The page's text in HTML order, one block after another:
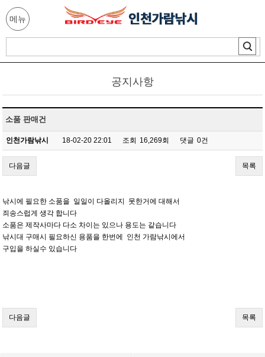
메뉴
공지사항
소품 판매건
인천가람낚시 18-02-20 22:01 조회 16,269회 댓글 0건
다음글 목록
낚시에 필요한 소품을 일일이 다올리지 못한거에 대해서
죄송스럽게 생각 합니다
소품은 제작사마다 다소 차이는 있으나 용도는 같습니다
낚시대 구매시 필요하신 용품을 한번에 인천 가람낚시에서
구입을 하실수 있습니다
다음글 목록